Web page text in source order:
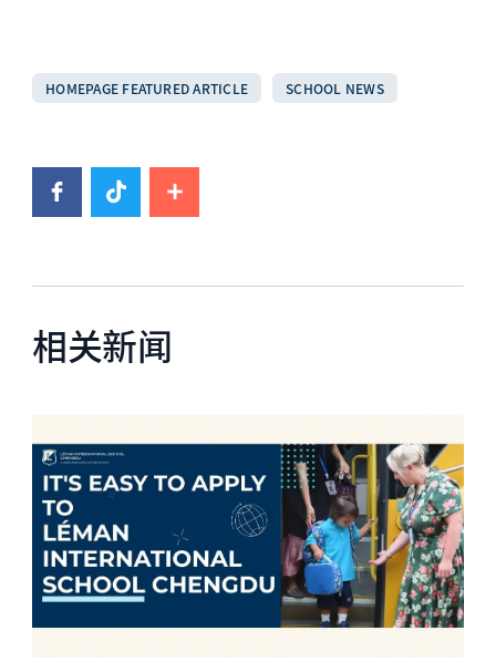
HOMEPAGE FEATURED ARTICLE SCHOOL NEWS
相关新闻